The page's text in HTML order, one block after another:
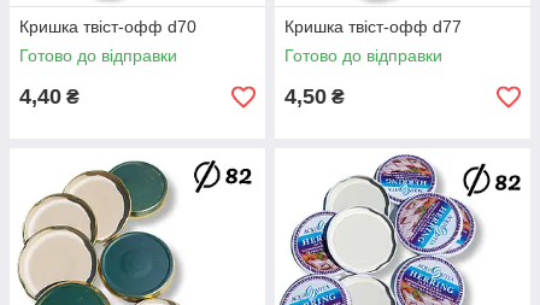
Кришка твіст-офф d70
Готово до відправки
4,40 ₴
Кришка твіст-офф d77
Готово до відправки
4,50 ₴